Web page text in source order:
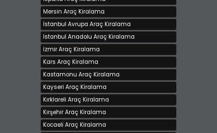
Mersin Araç Kiralama
İstanbul Avrupa Araç Kiralama
İstanbul Anadolu Araç Kiralama
İzmir Araç Kiralama
Kars Araç Kiralama
Kastamonu Araç Kiralama
Kayseri Araç Kiralama
Kırklareli Araç Kiralama
Kırşehir Araç Kiralama
Kocaeli Araç Kiralama